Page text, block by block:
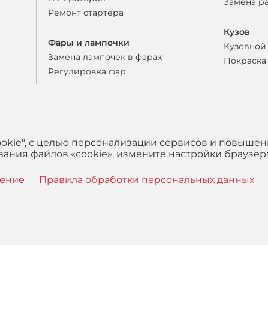
Ремонт стартера
Фары и лампочки
Замена лампочек в фарах
Регулировка фар
Кузов
с целью персонализации сервисов и
файлов «cookie», измените настройки
Правила обработки персональных данных